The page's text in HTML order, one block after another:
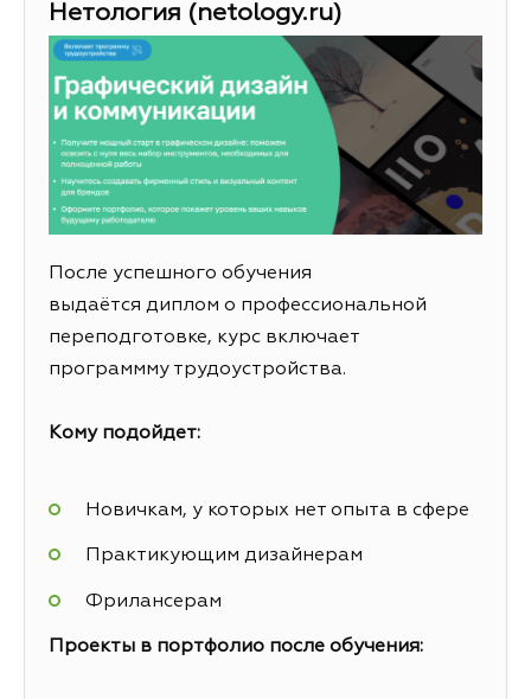
Нетология (netology.ru)
После успешного обучения
выдаётся диплом о профессиональной
переподготовке, курс включает
программму трудоустройства.
Кому подойдет:
Новичкам, у которых нет опыта в сфере
Практикующим дизайнерам
Фрилансерам
Проекты в портфолио после обучения: